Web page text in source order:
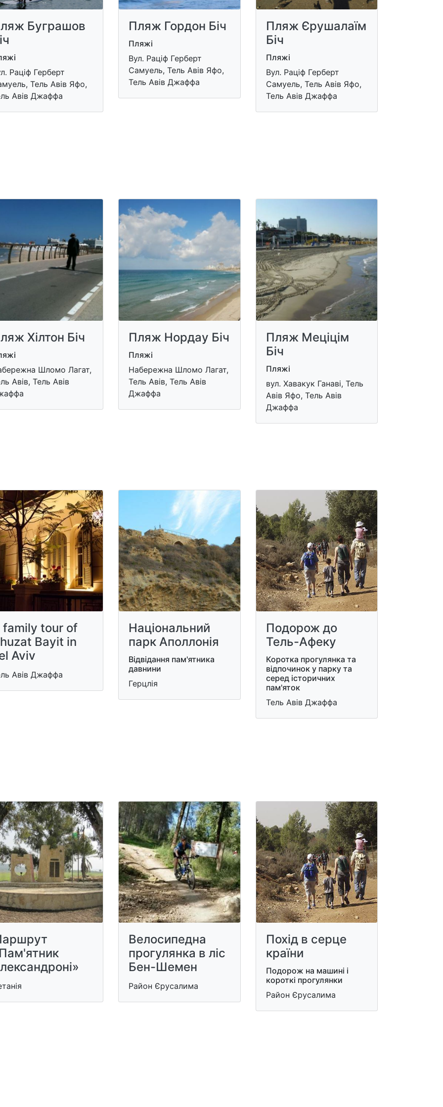
Буграшов
Раціф Герберт
Тель Авів Яфо,
Авів Джаффа
Пляж Гордон Біч
Пляжі
Вул. Раціф Герберт
Самуель, Тель Авів Яфо,
Тель Авів Джаффа
Пляж Єрушалаїм
Біч
Пляжі
Вул. Раціф Герберт
Самуель, Тель Авів Яфо,
Тель Авів Джаффа
Хілтон Біч
Шломо Лагат,
Авів, Тель Авів
Пляж Нордау Біч
Пляжі
Набережна Шломо Лагат,
Тель Авів, Тель Авів
Джаффа
Пляж Меціцім
Біч
Пляжі
вул. Хавакук Ганаві, Тель
Авів Яфо, Тель Авів
Джаффа
family tour of
Bayit in
Aviv
Авів Джаффа
Національний
парк Аполлонія
Відвідання пам'ятника
давнини
Герцлія
Подорож до
Тель-Афеку
Коротка прогулянка та
відпочинок у парку та
серед історичних
пам'яток
Тель Авів Джаффа
Велосипедна
прогулянка в ліс
Бен-Шемен
Район Єрусалима
Похід в серце
країни
Подорож на машині і
короткі прогулянки
Район Єрусалима